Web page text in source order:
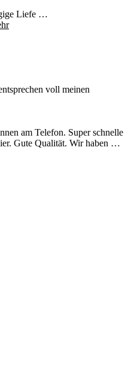
Liefe …
voll meinen
am Telefon. Super schnelle
Gute Qualität. Wir haben …